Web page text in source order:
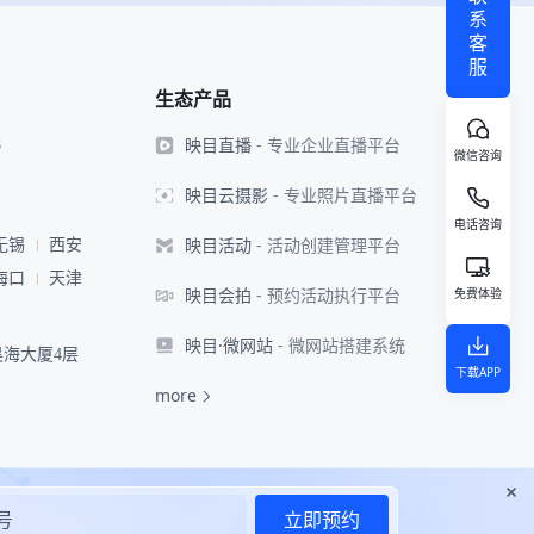
锡
西安
口
天津
大厦4层
生态产品
映目直播 - 专业企业直播平台
映目云摄影 - 专业照片直播平台
映目活动 - 活动创建管理平台
映目会拍 - 预约活动执行平台
映目·微网站 - 微网站搭建系统
more
系
客
服
微信咨询
电话咨询
免费体验
下载APP
立即预约